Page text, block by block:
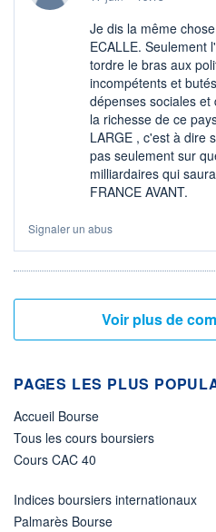
Je dis la même
ECALLE. Seulement
tordre le bras aux
incompétents et
dépenses sociales
la richesse de ce
LARGE , c'est à dire
pas seulement sur
milliardaires qui
FRANCE AVANT.
Signaler un abus
PAGES LES PLUS
Accueil Bourse
Tous les cours boursiers
Cours CAC 40
Indices boursiers internationaux
Palmarès Bourse